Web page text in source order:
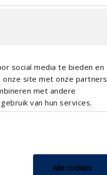
social media te bieden en
onze site met onze partners
met andere
van hun services.
Alle cookies